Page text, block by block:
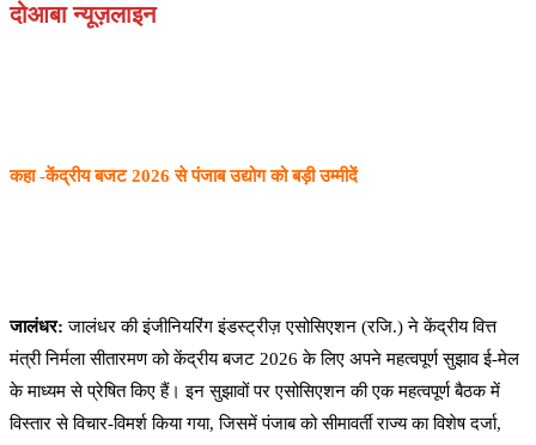
दोआबा न्यूज़लाइन
कहा -केंद्रीय बजट 2026 से पंजाब उद्योग को बड़ी उम्मीदें
जालंधर:जालंधर की इंजीनियरिंग इंडस्ट्रीज़ एसोसिएशन (रजि.) ने केंद्रीय वित्त
मंत्री निर्मला सीतारमण को केंद्रीय बजट 2026 के लिए अपने महत्वपूर्ण सुझाव ई-मेल
के माध्यम से प्रेषित किए हैं। इन सुझावों पर एसोसिएशन की एक महत्वपूर्ण बैठक में
विस्तार से विचार-विमर्श किया गया, जिसमें पंजाब को सीमावर्ती राज्य का विशेष दर्जा,